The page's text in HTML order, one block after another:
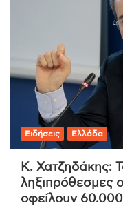
Ειδήσεις Ελλάδα
Κ. Χατζηδάκης:
ληξιπρόθεσμες
οφείλουν